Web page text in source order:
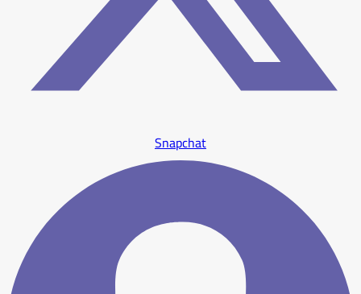
Snapchat